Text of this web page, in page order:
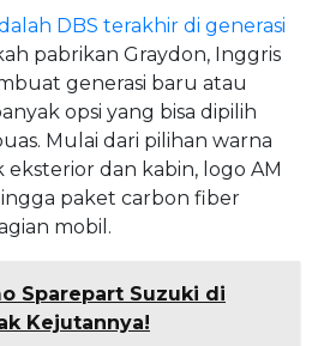
DBS terakhir di generasi
pabrikan Graydon, Inggris
generasi baru atau
opsi yang bisa dipilih
Mulai dari pilihan warna
dan kabin, logo AM
paket carbon fiber
mobil.
Sparepart Suzuki di
Kejutannya!